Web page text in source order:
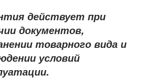
действует при
документов,
товарного вида и
условий